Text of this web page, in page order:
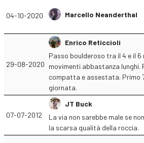
04-10-2020 Marcello Neanderthal
29-08-2020
Enrico Reticcioli
Passo boulderoso tra il 4 e il 6
movimenti abbastanza lunghi.
compatta e assestata. Primo
giornata.
07-07-2012
JT Buck
La via non sarebbe male se
la scarsa qualità della roccia.